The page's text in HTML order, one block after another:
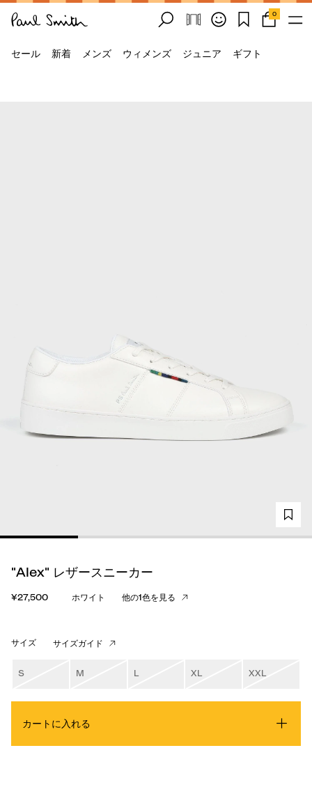
0
セール 新着 メンズ ウィメンズ ジュニア ギフト
"Alex" レザースニーカー
¥27,500 ホワイト 他の1色を見る
サイズ サイズガイド
S M L XL XXL
カートに入れる